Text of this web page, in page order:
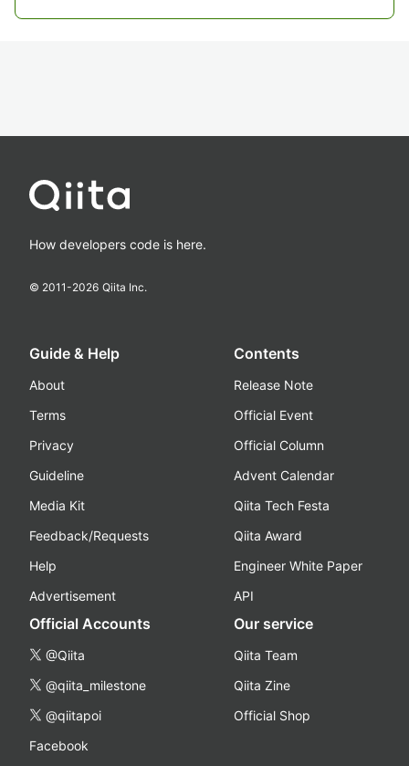
How developers code is here.
© 2011-2026 Qiita Inc.
Guide & Help
About
Terms
Privacy
Guideline
Media Kit
Feedback/Requests
Help
Advertisement
Contents
Release Note
Official Event
Official Column
Advent Calendar
Qiita Tech Festa
Qiita Award
Engineer White Paper
API
Official Accounts
@Qiita
@qiita_milestone
@qiitapoi
Facebook
Our service
Qiita Team
Qiita Zine
Official Shop